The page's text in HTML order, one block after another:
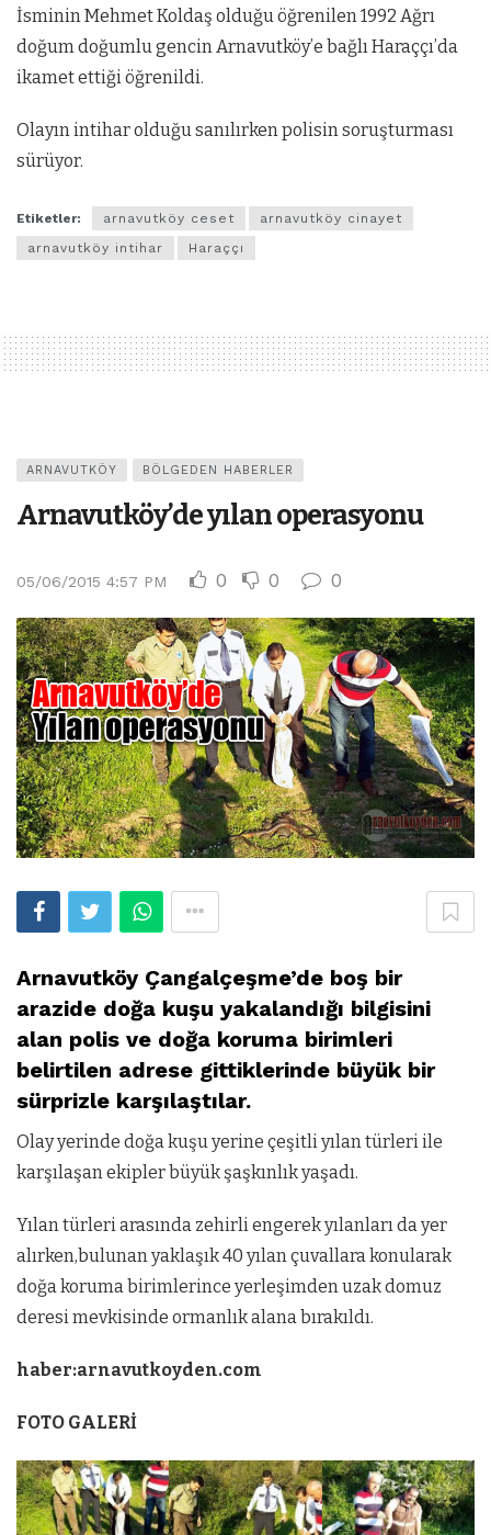
İsminin Mehmet Koldaş olduğu öğrenilen 1992 Ağrı
doğum doğumlu gencin Arnavutköy’e bağlı Haraççı’da
ikamet ettiği öğrenildi.
Olayın intihar olduğu sanılırken polisin soruşturması
sürüyor.
Etiketler: arnavutköy ceset
arnavutköy cinayet
arnavutköy intihar
Haraççı
ARNAVUTKÖY BÖLGEDEN HABERLER
Arnavutköy’de yılan operasyonu
05/06/2015 4:57 PM 0 0 0
Arnavutköy Çangalçeşme’de boş bir
arazide doğa kuşu yakalandığı bilgisini
alan polis ve doğa koruma birimleri
belirtilen adrese gittiklerinde büyük bir
sürprizle karşılaştılar.
Olay yerinde doğa kuşu yerine çeşitli yılan türleri ile
karşılaşan ekipler büyük şaşkınlık yaşadı.
Yılan türleri arasında zehirli engerek yılanları da yer
alırken,bulunan yaklaşık 40 yılan çuvallara konularak
doğa koruma birimlerince yerleşimden uzak domuz
deresi mevkisinde ormanlık alana bırakıldı.
haber:arnavutkoyden.com
FOTO GALERİ